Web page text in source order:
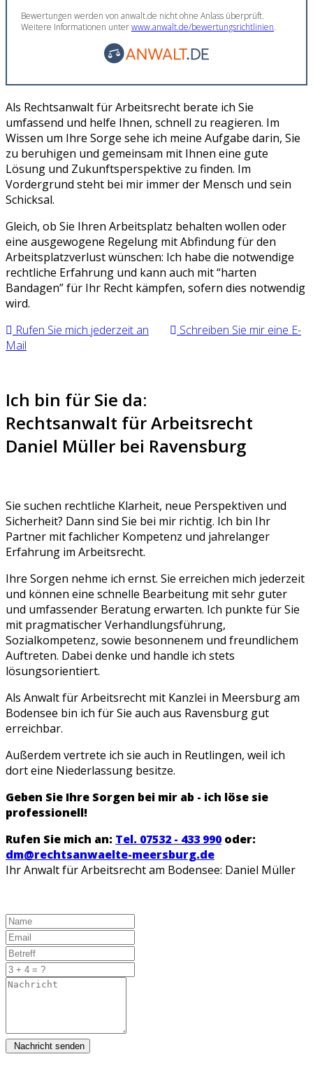
Bewertungen werden von anwalt.de nicht ohne Anlass überprüft.
Weitere Informationen unterwww.anwalt.de/bewertungsrichtlinien.
Als Rechtsanwalt für Arbeitsrecht berate ich Sie
umfassend und helfe Ihnen, schnell zu reagieren. Im
Wissen um Ihre Sorge sehe ich meine Aufgabe darin, Sie
zu beruhigen und gemeinsam mit Ihnen eine gute
Lösung und Zukunftsperspektive zu finden. Im
Vordergrund steht bei mir immer der Mensch und sein
Schicksal.
Gleich, ob Sie Ihren Arbeitsplatz behalten wollen oder
eine ausgewogene Regelung mit Abfindung für den
Arbeitsplatzverlust wünschen: Ich habe die notwendige
rechtliche Erfahrung und kann auch mit “harten
Bandagen” für Ihr Recht kämpfen, sofern dies notwendig
wird.
Rufen Sie mich jederzeit an
Schreiben Sie mir eine E-
Mail
Ich bin für Sie da:
Rechtsanwalt für Arbeitsrecht
Daniel Müller bei Ravensburg
Sie suchen rechtliche Klarheit, neue Perspektiven und
Sicherheit? Dann sind Sie bei mir richtig. Ich bin Ihr
Partner mit fachlicher Kompetenz und jahrelanger
Erfahrung im Arbeitsrecht.
Ihre Sorgen nehme ich ernst. Sie erreichen mich jederzeit
und können eine schnelle Bearbeitung mit sehr guter
und umfassender Beratung erwarten. Ich punkte für Sie
mit pragmatischer Verhandlungsführung,
Sozialkompetenz, sowie besonnenem und freundlichem
Auftreten. Dabei denke und handle ich stets
lösungsorientiert.
Als Anwalt für Arbeitsrecht mit Kanzlei in Meersburg am
Bodensee bin ich für Sie auch aus Ravensburg gut
erreichbar.
Außerdem vertrete ich sie auch in Reutlingen, weil ich
dort eine Niederlassung besitze.
Geben Sie Ihre Sorgen bei mir ab - ich löse sie
professionell!
Rufen Sie mich an: Tel. 07532 - 433 990oder:
dm@rechtsanwaelte-meersburg.de
Ihr Anwalt für Arbeitsrecht am Bodensee: Daniel Müller
Nachricht senden